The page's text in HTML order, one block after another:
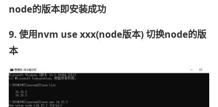
node的版本即安装成功
9. 使用nvm use xxx(node版本) 切换node的版
本